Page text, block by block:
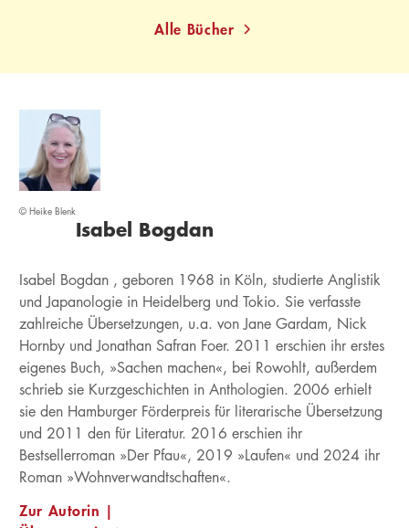
Alle Bücher
© Heike Blenk
Isabel Bogdan
Isabel Bogdan , geboren 1968 in Köln, studierte Anglistik
und Japanologie in Heidelberg und Tokio. Sie verfasste
zahlreiche Übersetzungen, u.a. von Jane Gardam, Nick
Hornby und Jonathan Safran Foer. 2011 erschien ihr erstes
eigenes Buch, »Sachen machen«, bei Rowohlt, außerdem
schrieb sie Kurzgeschichten in Anthologien. 2006 erhielt
sie den Hamburger Förderpreis für literarische Übersetzung
und 2011 den für Literatur. 2016 erschien ihr
Bestsellerroman »Der Pfau«, 2019 »Laufen« und 2024 ihr
Roman »Wohnverwandtschaften«.
Zur Autorin |